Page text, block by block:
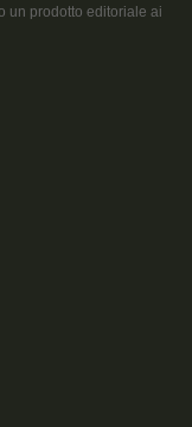
un prodotto editoriale ai